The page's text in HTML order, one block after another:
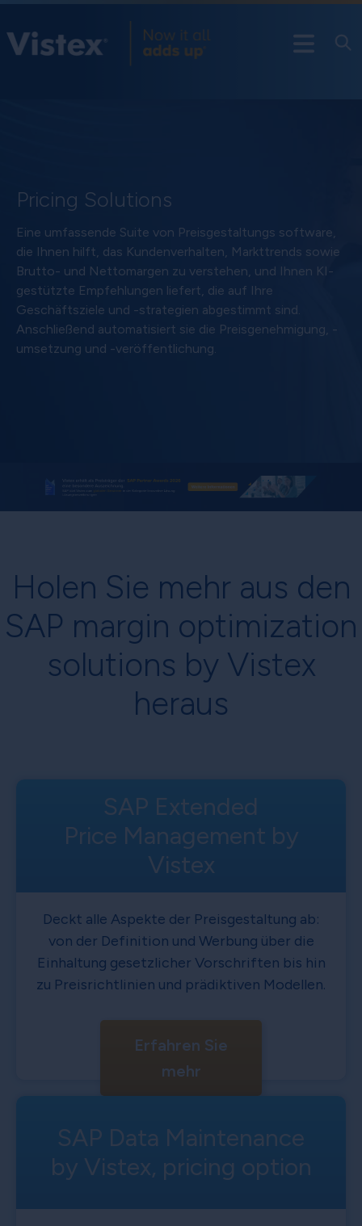
Pricing Solutions
Eine umfassende Suite von Preisgestaltungs software,
die Ihnen hilft, das Kundenverhalten, Markttrends sowie
Brutto- und Nettomargen zu verstehen, und Ihnen KI-
gestützte Empfehlungen liefert, die auf Ihre
Geschäftsziele und -strategien abgestimmt sind.
Anschließend automatisiert sie die Preisgenehmigung, -
umsetzung und -veröffentlichung.
Holen Sie mehr aus den
SAP margin optimization
solutions by Vistex
heraus
SAP Extended
Price Management by
Vistex
Deckt alle Aspekte der Preisgestaltung ab:
von der Definition und Werbung über die
Einhaltung gesetzlicher Vorschriften bis hin
zu Preisrichtlinien und prädiktiven Modellen.
Erfahren Sie
mehr
SAP Data Maintenance
by Vistex, pricing option